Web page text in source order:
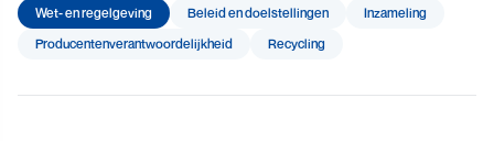
Wet- en regelgeving Beleid en doelstellingen
Inzameling
Producenten­­­­verantwoor­delijk­heid
Recycling